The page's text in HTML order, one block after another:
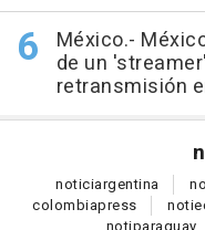
México.-
de un
retransmisión
noticiargentina
colombiapress noti